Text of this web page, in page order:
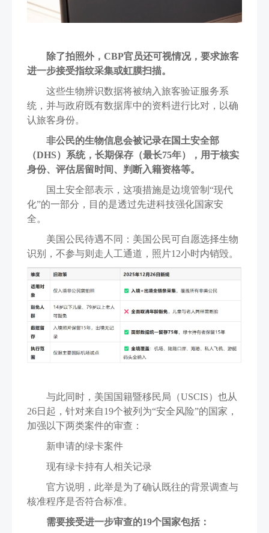
除了拍照外，CBP官员还可视情况，要求旅客
进一步接受指纹采集或虹膜扫描。
这些生物辨识数据将被纳入旅客验证服务系
统，并与政府既有数据库中的资料进行比对，以确
认旅客身份。
非公民的生物信息会被记录在国土安全部
（DHS）系统，长期保存（最长75年），用于核实
身份、评估居留时间、判断入籍资格等。
国土安全部表示，这项措施是边境管制“现代
化”的一部分，目的是透过先进科技强化国家安
全。
美国公民待遇不同：美国公民可自愿选择生物
识别，不参与则走人工通道，照片12小时内销毁。
与此同时，美国国籍暨移民局（USCIS）也从
26日起，针对来自19个被列为“安全风险”的国家，
加强以下两类案件的审查：
新申请的绿卡案件
现有绿卡持有人相关记录
官方说明，此举是为了确认既往的背景调查与
核准程序是否符合标准。
需要接受进一步审查的19个国家包括：